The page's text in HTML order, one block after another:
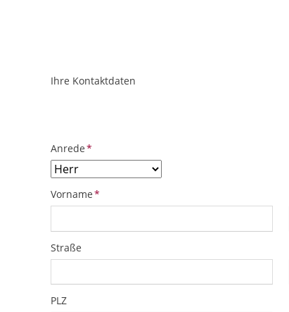
ObjektPlatzhalter
URL
Ihre Kontaktdaten
Pflichtfeld
Anrede*
Pflichtfeld
Vorname*
Straße
PLZ